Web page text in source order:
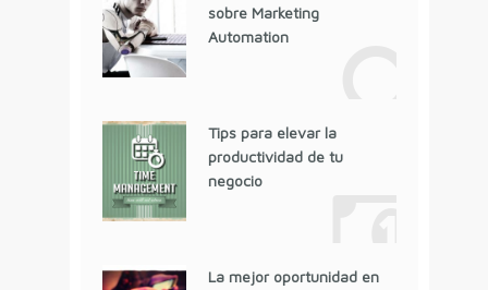
sobre Marketing
Automation
Tips para elevar la
productividad de tu
negocio
La mejor oportunidad en